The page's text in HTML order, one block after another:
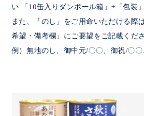
い 「10缶入りダンボール箱」+「包装
また、「のし」をご用命いただける際
希望・備考欄」にご要望をご記載くだ
例）無地のし、御中元/〇〇、御祝/〇〇